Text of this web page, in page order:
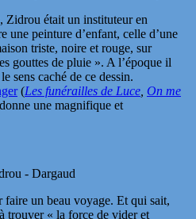
Zidrou était un instituteur en
une peinture d’enfant, celle d’une
triste, noire et rouge, sur
gouttes de pluie ». A l’époque il
sens caché de ce dessin.
(Les funérailles de Luce On me
une magnifique et
- Dargaud
un beau voyage. Et qui sait,
trouver « la force de vider et